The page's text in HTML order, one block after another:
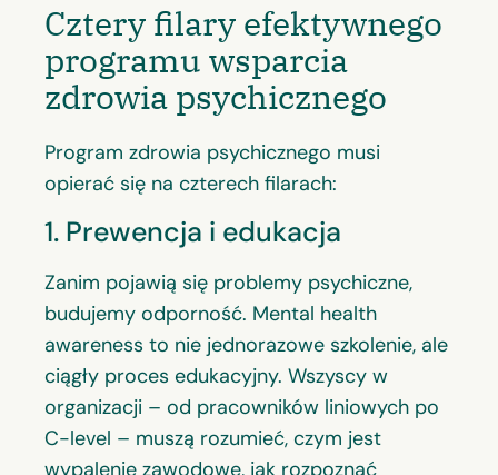
Cztery filary efektywnego
programu wsparcia
zdrowia psychicznego
Program zdrowia psychicznego musi
opierać się na czterech filarach:
1. Prewencja i edukacja
Zanim pojawią się problemy psychiczne,
budujemy odporność. Mental health
awareness to nie jednorazowe szkolenie, ale
ciągły proces edukacyjny. Wszyscy w
organizacji – od pracowników liniowych po
C-level – muszą rozumieć, czym jest
wypalenie zawodowe, jak rozpoznać